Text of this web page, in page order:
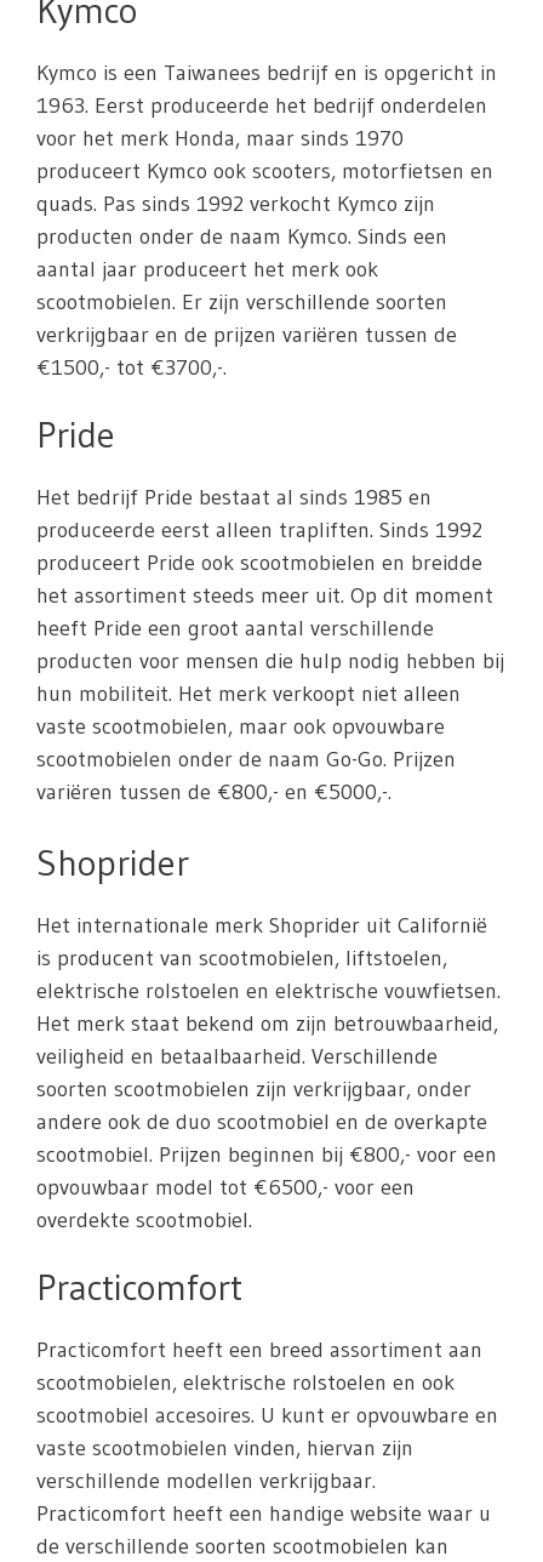
Kymco
Kymco is een Taiwanees bedrijf en is opgericht in
1963. Eerst produceerde het bedrijf onderdelen
voor het merk Honda, maar sinds 1970
produceert Kymco ook scooters, motorfietsen en
quads. Pas sinds 1992 verkocht Kymco zijn
producten onder de naam Kymco. Sinds een
aantal jaar produceert het merk ook
scootmobielen. Er zijn verschillende soorten
verkrijgbaar en de prijzen variëren tussen de
€1500,- tot €3700,-.
Pride
Het bedrijf Pride bestaat al sinds 1985 en
produceerde eerst alleen trapliften. Sinds 1992
produceert Pride ook scootmobielen en breidde
het assortiment steeds meer uit. Op dit moment
heeft Pride een groot aantal verschillende
producten voor mensen die hulp nodig hebben bij
hun mobiliteit. Het merk verkoopt niet alleen
vaste scootmobielen, maar ook opvouwbare
scootmobielen onder de naam Go-Go. Prijzen
variëren tussen de €800,- en €5000,-.
Shoprider
Het internationale merk Shoprider uit Californië
is producent van scootmobielen, liftstoelen,
elektrische rolstoelen en elektrische vouwfietsen.
Het merk staat bekend om zijn betrouwbaarheid,
veiligheid en betaalbaarheid. Verschillende
soorten scootmobielen zijn verkrijgbaar, onder
andere ook de duo scootmobiel en de overkapte
scootmobiel. Prijzen beginnen bij €800,- voor een
opvouwbaar model tot €6500,- voor een
overdekte scootmobiel.
Practicomfort
Practicomfort heeft een breed assortiment aan
scootmobielen, elektrische rolstoelen en ook
scootmobiel accesoires. U kunt er opvouwbare en
vaste scootmobielen vinden, hiervan zijn
verschillende modellen verkrijgbaar.
Practicomfort heeft een handige website waar u
de verschillende soorten scootmobielen kan